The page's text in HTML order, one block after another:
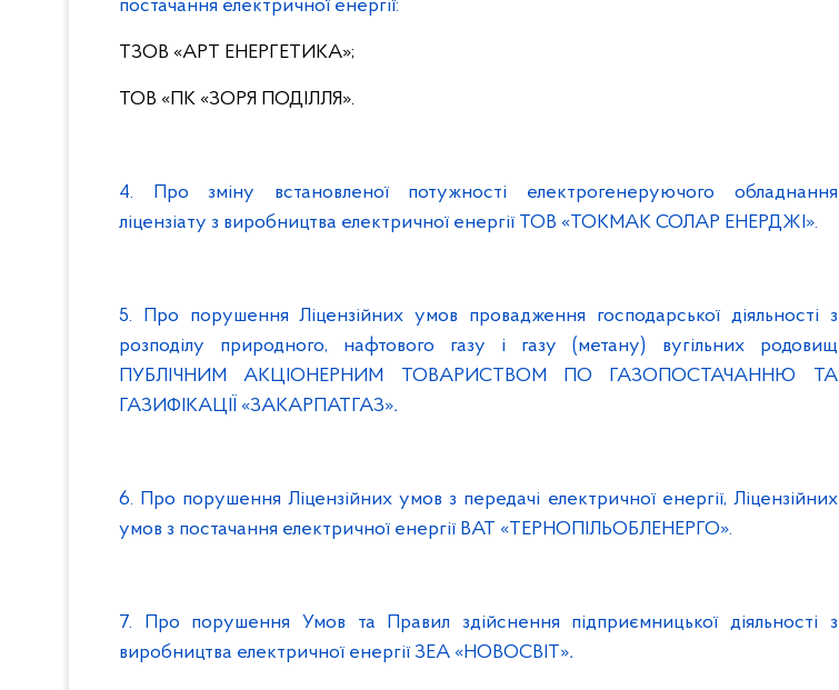
постачання електричної енергії:
ТЗОВ «АРТ ЕНЕРГЕТИКА»;
ТОВ «ПК «ЗОРЯ ПОДІЛЛЯ».
4. Про зміну встановленої потужності електрогенеруючого обладнання
ліцензіату з виробництва електричної енергії ТОВ «ТОКМАК СОЛАР ЕНЕРДЖІ».
5. Про порушення Ліцензійних умов провадження господарської діяльності з
розподілу природного, нафтового газу і газу (метану) вугільних родовищ
ПУБЛІЧНИМ АКЦІОНЕРНИМ ТОВАРИСТВОМ ПО ГАЗОПОСТАЧАННЮ ТА
ГАЗИФІКАЦІЇ «ЗАКАРПАТГАЗ».
6. Про порушення Ліцензійних умов з передачі електричної енергії, Ліцензійних
умов з постачання електричної енергії ВАТ «ТЕРНОПІЛЬОБЛЕНЕРГО».
7. Про порушення Умов та Правил здійснення підприємницької діяльності з
виробництва електричної енергії ЗЕА «НОВОСВІТ».